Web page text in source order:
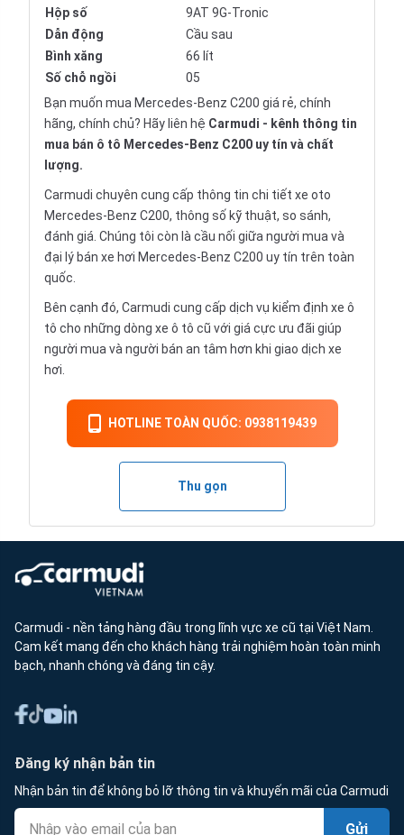
Hộp số
9AT 9G-Tronic
Dẫn động
Cầu sau
Bình xăng
66 lít
Số chỗ ngồi
05
Bạn muốn mua Mercedes-Benz C200 giá rẻ, chính
hãng, chính chủ? Hãy liên hệ Carmudi - kênh thông tin
mua bán ô tô Mercedes-Benz C200 uy tín và chất
lượng.
Carmudi chuyên cung cấp thông tin chi tiết xe oto
Mercedes-Benz C200, thông số kỹ thuật, so sánh,
đánh giá. Chúng tôi còn là cầu nối giữa người mua và
đại lý bán xe hơi Mercedes-Benz C200 uy tín trên toàn
quốc.
Bên cạnh đó, Carmudi cung cấp dịch vụ kiểm định xe ô
tô cho những dòng xe ô tô cũ với giá cực ưu đãi giúp
người mua và người bán an tâm hơn khi giao dịch xe
hơi.
HOTLINE TOÀN QUỐC: 0938119439
Thu gọn
Carmudi - nền tảng hàng đầu trong lĩnh vực xe cũ tại Việt Nam.
Cam kết mang đến cho khách hàng trải nghiệm hoàn toàn minh
bạch, nhanh chóng và đáng tin cậy.
Đăng ký nhận bản tin
Nhận bản tin để không bỏ lỡ thông tin và khuyến mãi của Carmudi
Gửi